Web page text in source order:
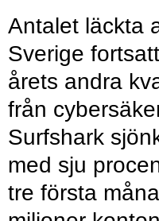
Antalet läckta
Sverige
årets andra
från
Surfshark
med sju
tre första